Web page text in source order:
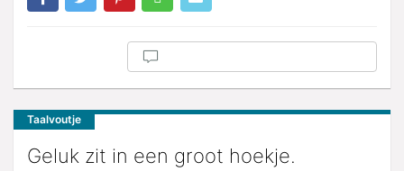
Taalvoutje
Geluk zit in een groot hoekje.